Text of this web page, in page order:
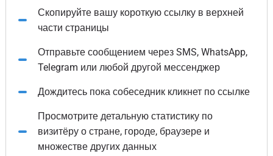
Скопируйте вашу короткую ссылку в верхней
части страницы
Отправьте сообщением через SMS, WhatsApp,
Telegram или любой другой мессенджер
Дождитесь пока собеседник кликнет по ссылке
Просмотрите детальную статистику по
визитёру о стране, городе, браузере и
множестве других данных